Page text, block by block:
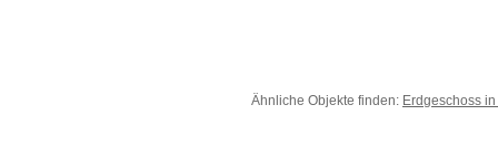
Ähnliche Objekte finden: Erdgeschoss